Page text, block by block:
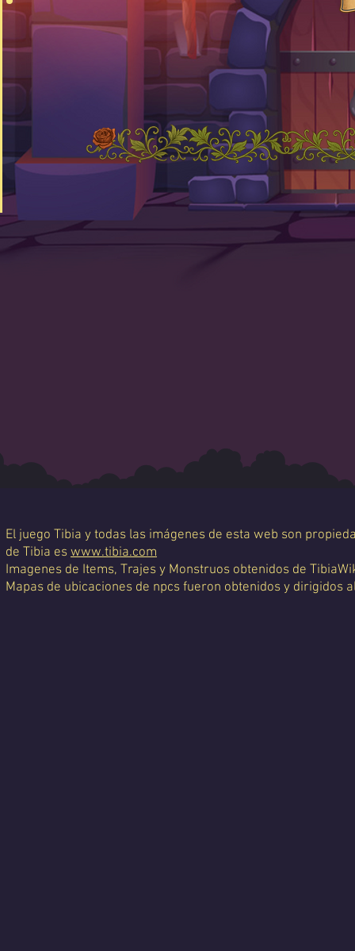
El juego Tibia y todas las imágenes de esta web son
de Tibia es www.tibia.com
Imagenes de Items, Trajes y Monstruos obtenidos de
Mapas de ubicaciones de npcs fueron obtenidos y dirigidos